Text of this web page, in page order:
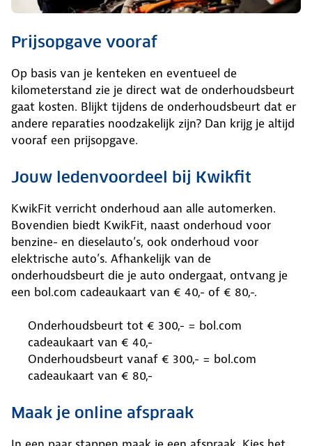
Prijsopgave vooraf
Op basis van je kenteken en eventueel de
kilometerstand zie je direct wat de onderhoudsbeurt
gaat kosten. Blijkt tijdens de onderhoudsbeurt dat er
andere reparaties noodzakelijk zijn? Dan krijg je altijd
vooraf een prijsopgave.
Jouw ledenvoordeel bij Kwikfit
KwikFit verricht onderhoud aan alle automerken.
Bovendien biedt KwikFit, naast onderhoud voor
benzine- en dieselauto’s, ook onderhoud voor
elektrische auto’s. Afhankelijk van de
onderhoudsbeurt die je auto ondergaat, ontvang je
een bol.com cadeaukaart van € 40,- of € 80,-.
Onderhoudsbeurt tot € 300,- = bol.com
cadeaukaart van € 40,-
Onderhoudsbeurt vanaf € 300,- = bol.com
cadeaukaart van € 80,-
Maak je online afspraak